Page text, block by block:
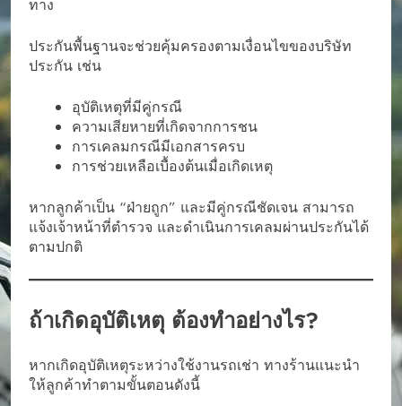
ทาง
ประกันพื้นฐานจะช่วยคุ้มครองตามเงื่อนไขของบริษัท
ประกัน เช่น
อุบัติเหตุที่มีคู่กรณี
ความเสียหายที่เกิดจากการชน
การเคลมกรณีมีเอกสารครบ
การช่วยเหลือเบื้องต้นเมื่อเกิดเหตุ
หากลูกค้าเป็น “ฝ่ายถูก” และมีคู่กรณีชัดเจน สามารถ
แจ้งเจ้าหน้าที่ตำรวจ และดำเนินการเคลมผ่านประกันได้
ตามปกติ
ถ้าเกิดอุบัติเหตุ ต้องทำอย่างไร?
หากเกิดอุบัติเหตุระหว่างใช้งานรถเช่า ทางร้านแนะนำ
ให้ลูกค้าทำตามขั้นตอนดังนี้